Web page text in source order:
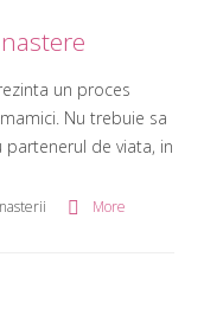
un proces
Nu trebuie sa
partenerul de viata, in
sa va puneti
More